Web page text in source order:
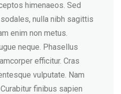
himenaeos. Sed
nulla nibh sagittis
enim non metus.
neque. Phasellus
efficitur. Cras
vulputate. Nam
finibus sapien